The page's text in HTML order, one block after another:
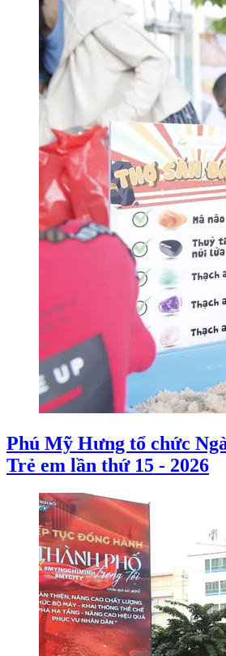
Phú Mỹ Hưng tổ chức
Trẻ em lần thứ 15 - 2026